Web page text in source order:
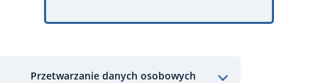
Przetwarzanie danych osobowych